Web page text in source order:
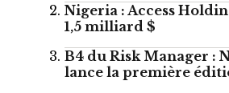
Nigeria : Access
1,5 milliard $
B4 du Risk Manager :
lance la première